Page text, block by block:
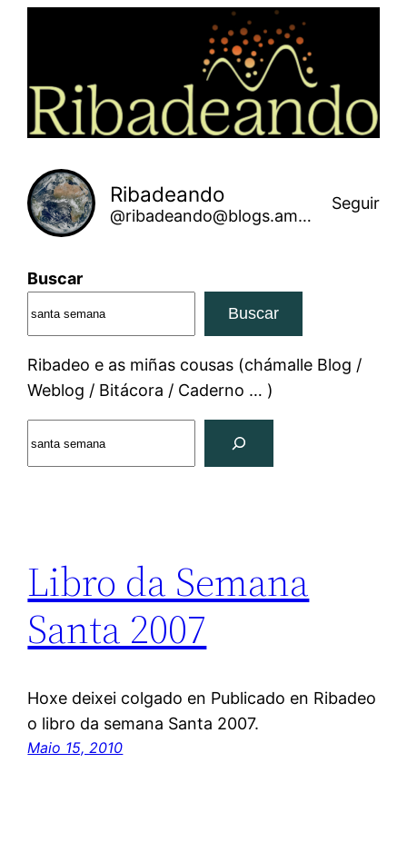
Ribadeando
@ribadeando@blogs.amarinha.gal
Seguir
Buscar
Buscar
Ribadeo e as miñas cousas (chámalle Blog /
Weblog / Bitácora / Caderno … )
Libro da Semana
Santa 2007
Hoxe deixei colgado en Publicado en Ribadeo
o libro da semana Santa 2007.
Maio 15, 2010